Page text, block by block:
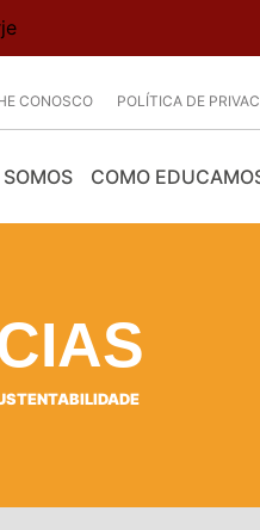
CONOSCO POLÍTICA DE
COMO